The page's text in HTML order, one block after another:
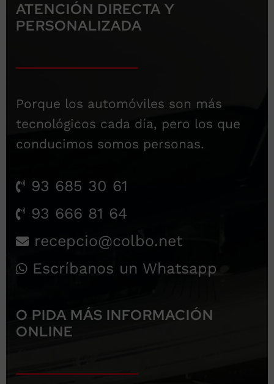
ATENCIÓN DIRECTA Y
PERSONALIZADA
Porque los automóviles son más
tecnológicos cada día, pero los que
conducimos somos personas.
93 685 30 61
93 666 81 64
recepcio@colbo.net
Escríbanos un Whatsapp
O PIDA MÁS INFORMACIÓN
ONLINE